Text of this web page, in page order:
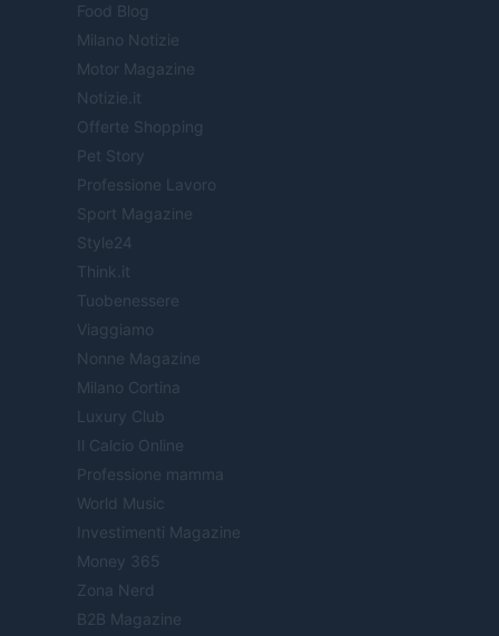
Food Blog
Milano Notizie
Motor Magazine
Notizie.it
Offerte Shopping
Pet Story
Professione Lavoro
Sport Magazine
Style24
Think.it
Tuobenessere
Viaggiamo
Nonne Magazine
Milano Cortina
Luxury Club
Il Calcio Online
Professione mamma
World Music
Investimenti Magazine
Money 365
Zona Nerd
B2B Magazine